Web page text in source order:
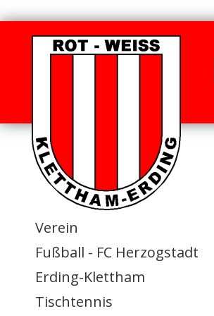
Verein
Fußball - FC Herzogstadt
Erding-Klettham
Tischtennis